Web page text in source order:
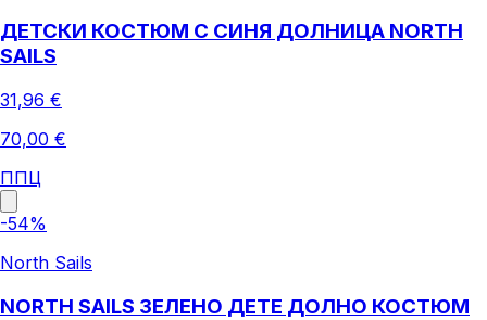
ДЕТСКИ КОСТЮМ С СИНЯ ДОЛНИЦА NORTH
SAILS
31,96 €
70,00 €
ППЦ
-54%
North Sails
NORTH SAILS ЗЕЛЕНО ДЕТЕ ДОЛНО КОСТЮМ